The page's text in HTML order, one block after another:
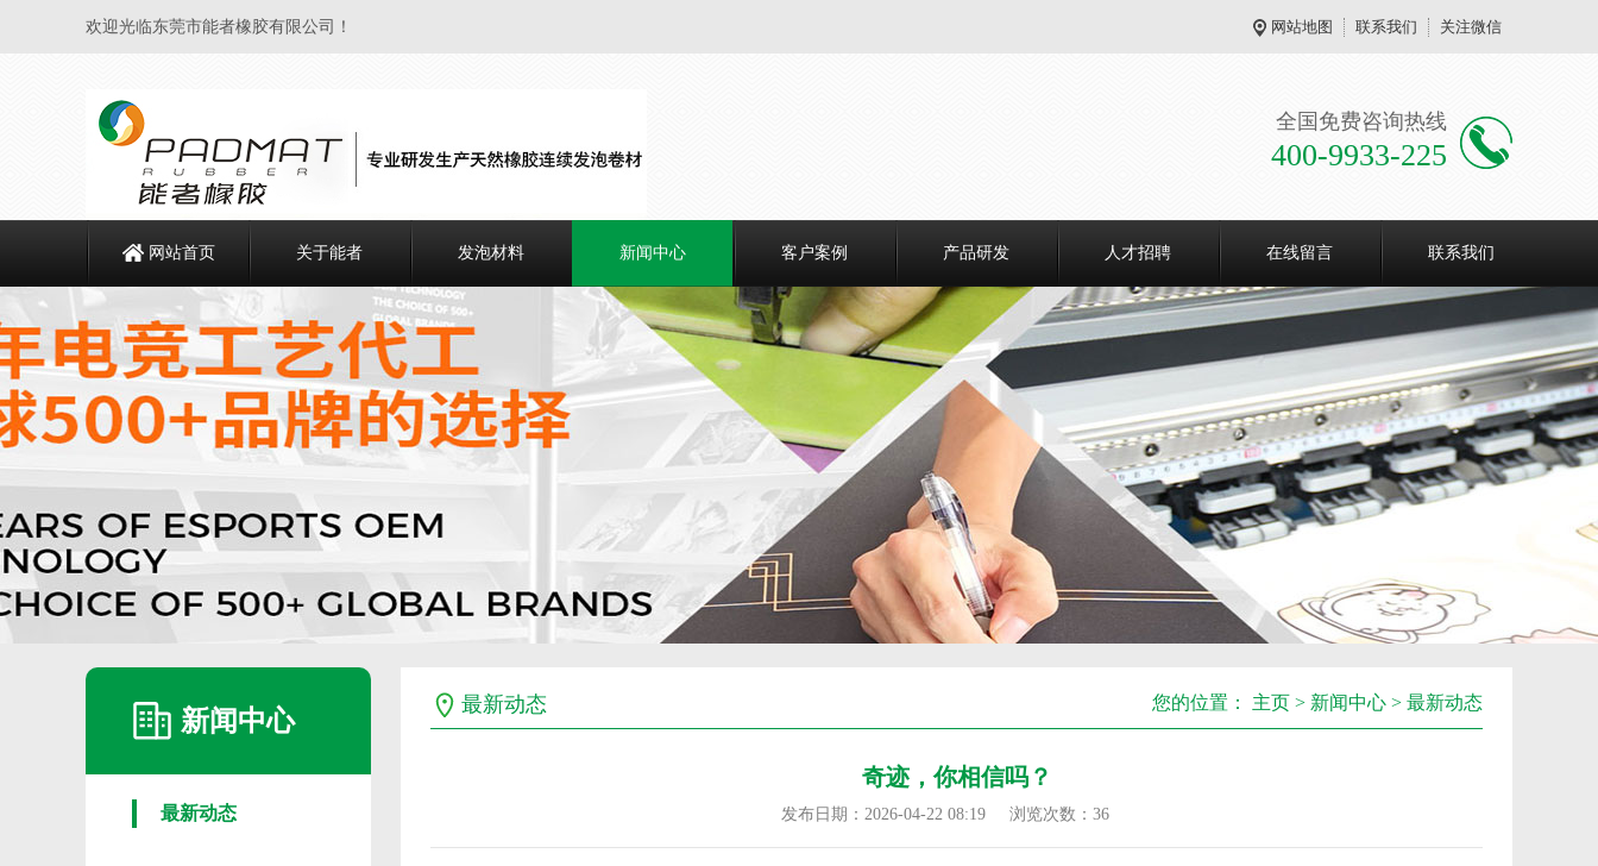
欢迎光临东莞市能者橡胶有限公司！ 网站地图 联系我们 关注微信
全国免费咨询热线
400-9933-225
网站首页 关于能者 发泡材料 新闻中心 客户案例 产品研发 人才招聘 在线留言 联系我们
新闻中心
最新动态
最新动态 您的位置： 主页 > 新闻中心 > 最新动态
奇迹，你相信吗？
发布日期：2026-04-22 08:19 浏览次数： 36